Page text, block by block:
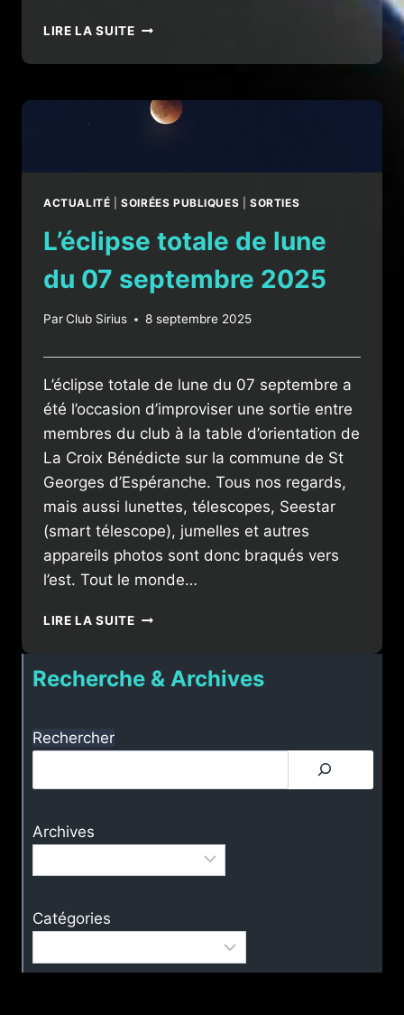
LIRE LA SUITE
JOUR
LA
NUIT
ACTUALITÉ |SOIRÉES PUBLIQUES |SORTIES
L’éclipse totale de lune
du 07 septembre 2025
ParClub Sirius 8 septembre 2025
L’éclipse totale de lune du 07 septembre a
été l’occasion d’improviser une sortie entre
membres du club à la table d’orientation de
La Croix Bénédicte sur la commune de St
Georges d’Espéranche. Tous nos regards,
mais aussi lunettes, télescopes, Seestar
(smart télescope), jumelles et autres
appareils photos sont donc braqués vers
l’est. Tout le monde…
LIRE LA SUITEL’ÉCLIPSE
LUNE
DU
2025
Recherche & Archives
Rechercher
Archives
Catégories